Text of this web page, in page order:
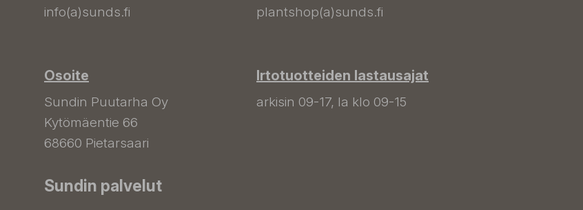
info(a)sunds.fi
Osoite
Sundin Puutarha Oy
Kytömäentie 66
68660 Pietarsaari
plantshop(a)sunds.fi
Irtotuotteiden lastausajat
arkisin 09-17, la klo 09-15
Sundin palvelut